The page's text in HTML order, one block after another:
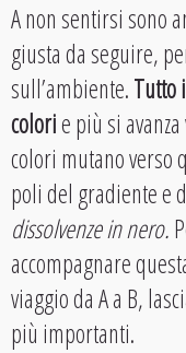
A non sentirsi sono
giusta da seguire,
sull’ambiente.Tutto
colorie più si
colori mutano verso
poli del gradiente e
dissolvenze in nero.
accompagnare
viaggio da A a B,
più importanti.